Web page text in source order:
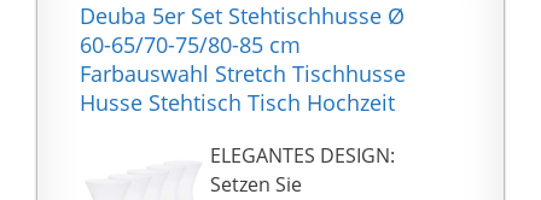
Deuba 5er Set Stehtischhusse Ø
60-65/70-75/80-85 cm
Farbauswahl Stretch Tischhusse
Husse Stehtisch Tisch Hochzeit
ELEGANTES DESIGN:
Setzen Sie